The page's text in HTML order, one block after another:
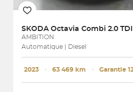
SKODA Octavia Combi 2.0 TDI
AMBITION
Automatique | Diesel
2023 ･ 63 469 km ･ Garantie